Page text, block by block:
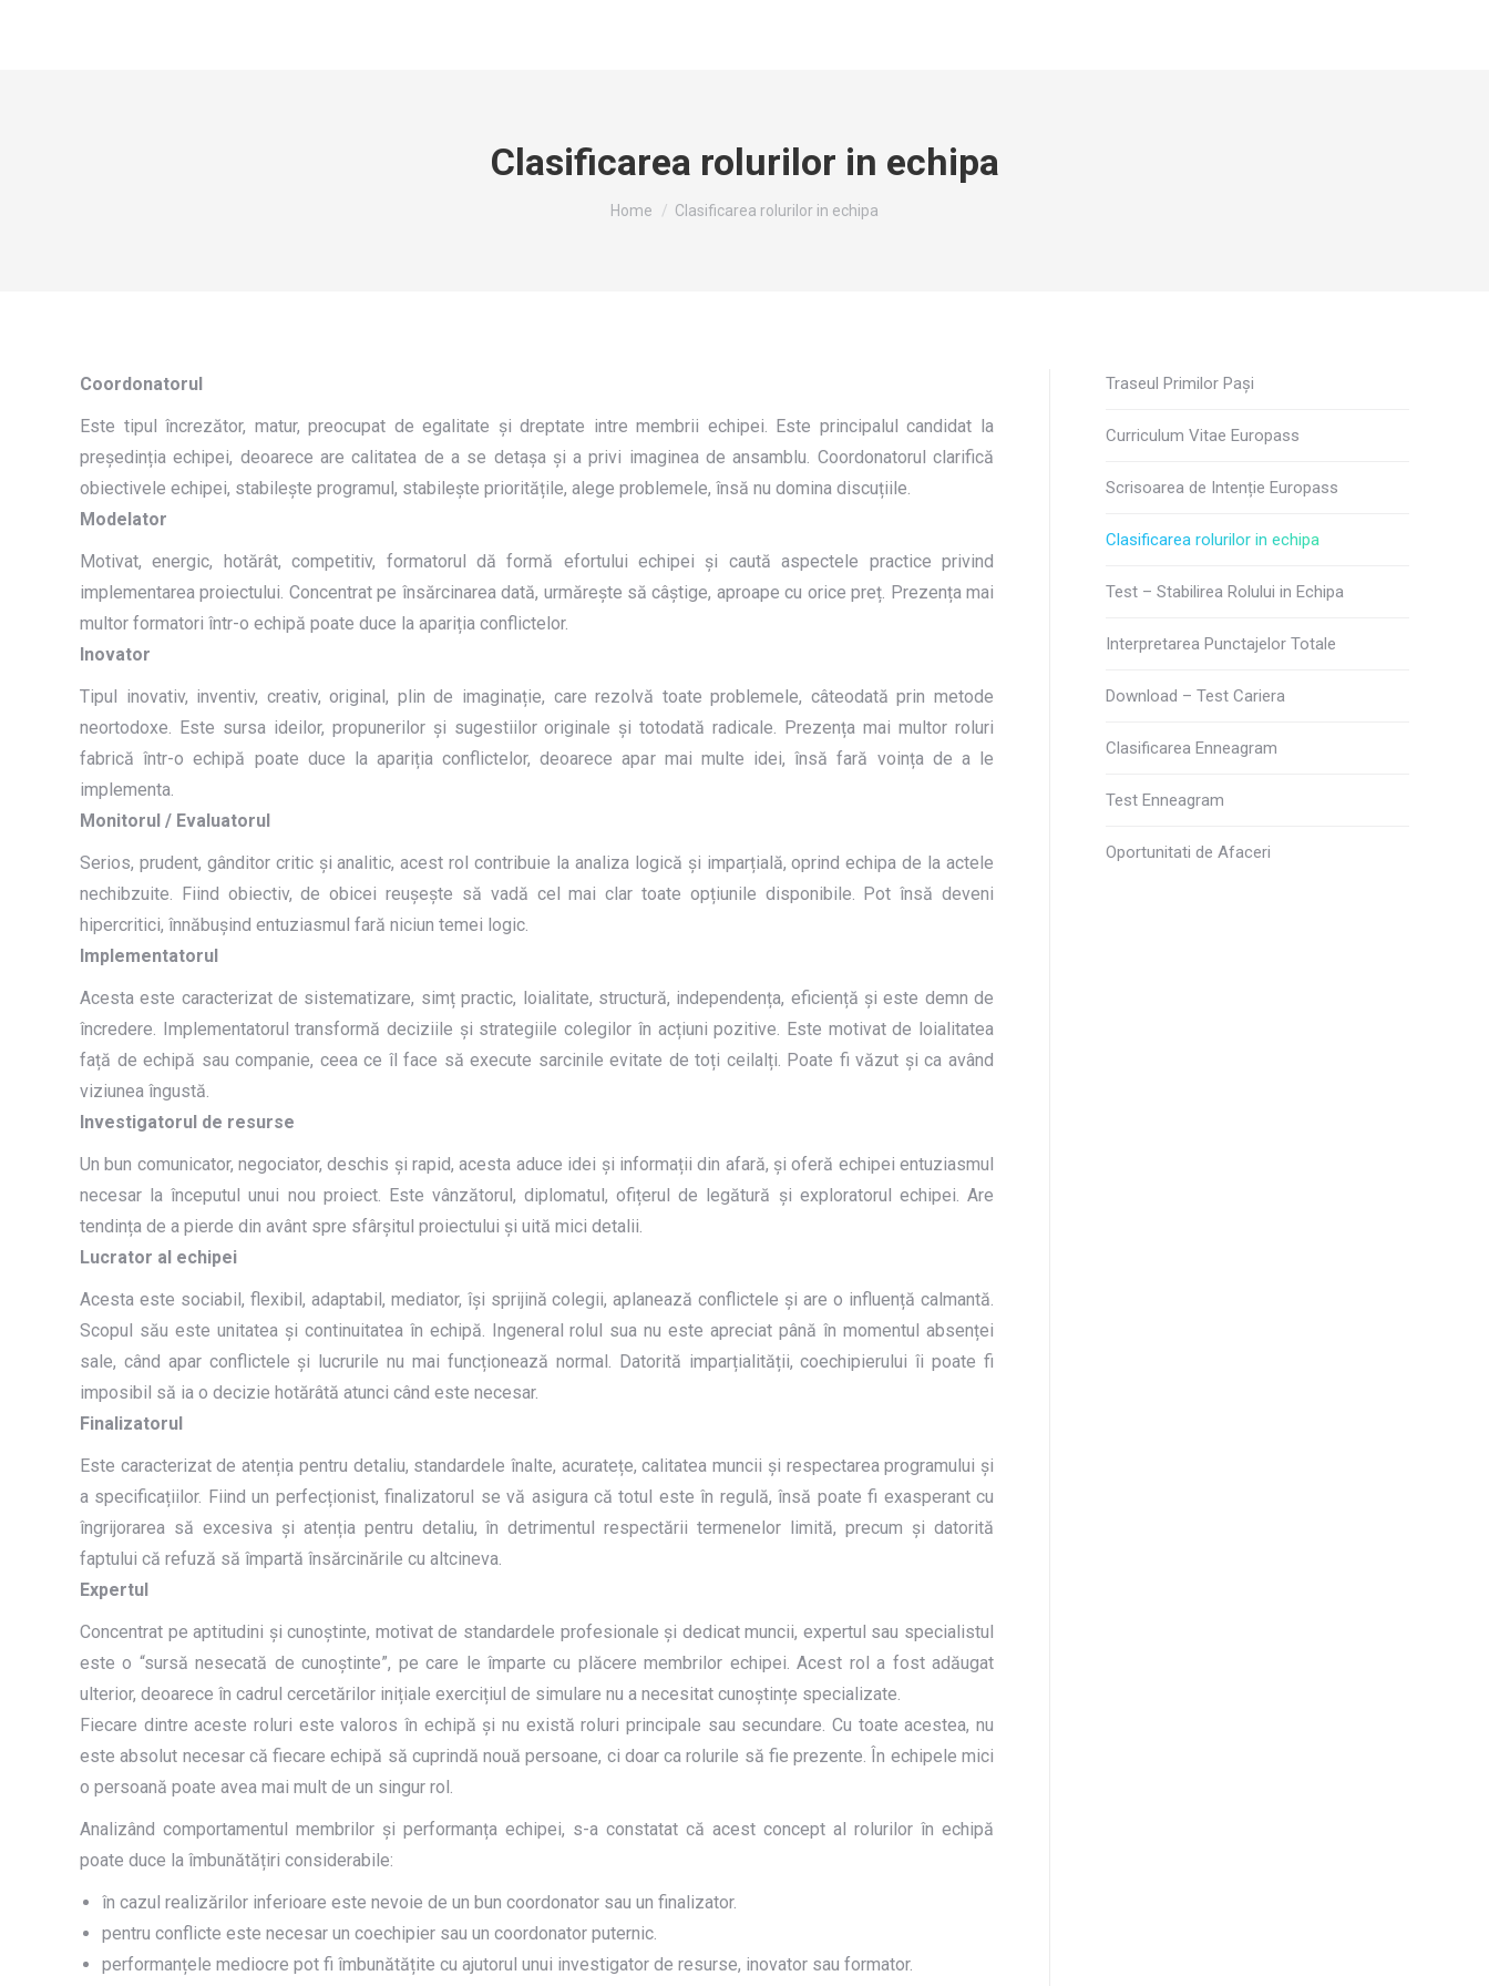
Clasificarea rolurilor in echipa
You are here:
Home Clasificarea rolurilor in echipa
Coordonatorul
Este tipul încrezător, matur, preocupat de egalitate și dreptate intre membrii echipei. Este principalul candidat la
președinția echipei, deoarece are calitatea de a se detașa și a privi imaginea de ansamblu. Coordonatorul clarifică
obiectivele echipei, stabilește programul, stabilește prioritățile, alege problemele, însă nu domina discuțiile.
Modelator
Motivat, energic, hotărât, competitiv, formatorul dă formă efortului echipei și caută aspectele practice privind
implementarea proiectului. Concentrat pe însărcinarea dată, urmărește să câștige, aproape cu orice preț. Prezența mai
multor formatori într-o echipă poate duce la apariția conflictelor.
Inovator
Tipul inovativ, inventiv, creativ, original, plin de imaginație, care rezolvă toate problemele, câteodată prin metode
neortodoxe. Este sursa ideilor, propunerilor și sugestiilor originale și totodată radicale. Prezența mai multor roluri
fabrică într-o echipă poate duce la apariția conflictelor, deoarece apar mai multe idei, însă fară voința de a le
implementa.
Monitorul / Evaluatorul
Serios, prudent, gânditor critic și analitic, acest rol contribuie la analiza logică și imparțială, oprind echipa de la actele
nechibzuite. Fiind obiectiv, de obicei reușește să vadă cel mai clar toate opțiunile disponibile. Pot însă deveni
hipercritici, înnăbușind entuziasmul fară niciun temei logic.
Implementatorul
Acesta este caracterizat de sistematizare, simț practic, loialitate, structură, independența, eficiență și este demn de
încredere. Implementatorul transformă deciziile și strategiile colegilor în acțiuni pozitive. Este motivat de loialitatea
față de echipă sau companie, ceea ce îl face să execute sarcinile evitate de toți ceilalți. Poate fi văzut și ca având
viziunea îngustă.
Investigatorul de resurse
Un bun comunicator, negociator, deschis și rapid, acesta aduce idei și informații din afară, și oferă echipei entuziasmul
necesar la începutul unui nou proiect. Este vânzătorul, diplomatul, ofițerul de legătură și exploratorul echipei. Are
tendința de a pierde din avânt spre sfârșitul proiectului și uită mici detalii.
Lucrator al echipei
Acesta este sociabil, flexibil, adaptabil, mediator, își sprijină colegii, aplanează conflictele și are o influență calmantă.
Scopul său este unitatea și continuitatea în echipă. Ingeneral rolul sua nu este apreciat până în momentul absenței
sale, când apar conflictele și lucrurile nu mai funcționează normal. Datorită imparțialității, coechipierului îi poate fi
imposibil să ia o decizie hotărâtă atunci când este necesar.
Finalizatorul
Este caracterizat de atenția pentru detaliu, standardele înalte, acuratețe, calitatea muncii și respectarea programului și
a specificațiilor. Fiind un perfecționist, finalizatorul se vă asigura că totul este în regulă, însă poate fi exasperant cu
îngrijorarea să excesiva și atenția pentru detaliu, în detrimentul respectării termenelor limită, precum și datorită
faptului că refuză să împartă însărcinările cu altcineva.
Expertul
Concentrat pe aptitudini și cunoștinte, motivat de standardele profesionale și dedicat muncii, expertul sau specialistul
este o “sursă nesecată de cunoștinte”, pe care le împarte cu plăcere membrilor echipei. Acest rol a fost adăugat
ulterior, deoarece în cadrul cercetărilor inițiale exercițiul de simulare nu a necesitat cunoștințe specializate.
Fiecare dintre aceste roluri este valoros în echipă și nu există roluri principale sau secundare. Cu toate acestea, nu
este absolut necesar că fiecare echipă să cuprindă nouă persoane, ci doar ca rolurile să fie prezente. În echipele mici
o persoană poate avea mai mult de un singur rol.
Analizând comportamentul membrilor și performanța echipei, s-a constatat că acest concept al rolurilor în echipă
poate duce la îmbunătățiri considerabile:
în cazul realizărilor inferioare este nevoie de un bun coordonator sau un finalizator.
pentru conflicte este necesar un coechipier sau un coordonator puternic.
performanțele mediocre pot fi îmbunătățite cu ajutorul unui investigator de resurse, inovator sau formator.
Traseul Primilor Pași
Curriculum Vitae Europass
Scrisoarea de Intenție Europass
Clasificarea rolurilor in echipa
Test – Stabilirea Rolului in Echipa
Interpretarea Punctajelor Totale
Download – Test Cariera
Clasificarea Enneagram
Test Enneagram
Oportunitati de Afaceri